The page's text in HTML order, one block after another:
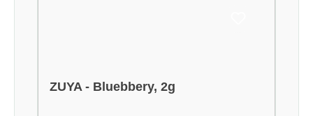
ZUYA - Bluebbery, 2g